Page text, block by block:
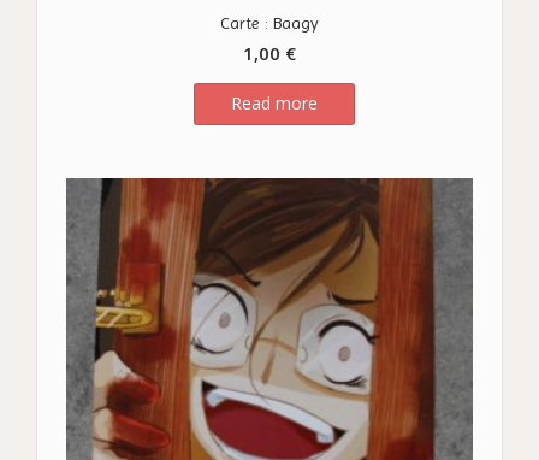
Carte : Baagy
1,00 €
Read more